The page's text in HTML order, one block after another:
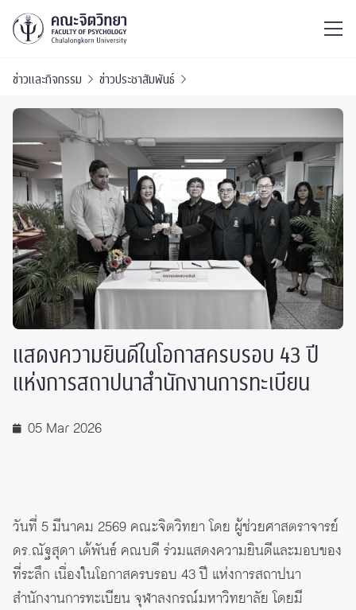
ข่าวและกิจกรรม ข่าวประชาสัมพันธ์
แสดงความยินดีในโอกาสครบรอบ 43 ปี
แห่งการสถาปนาสำนักงานการทะเบียน
05 Mar 2026
วันที่ 5 มีนาคม 2569 คณะจิตวิทยา โดย ผู้ช่วยศาสตราจารย์
ดร.ณัฐสุดา เต้พันธ์ คณบดี ร่วมแสดงความยินดีและมอบของ
ที่ระลึก เนื่องในโอกาสครบรอบ 43 ปี แห่งการสถาปนา
สำนักงานการทะเบียน จุฬาลงกรณ์มหาวิทยาลัย โดยมี